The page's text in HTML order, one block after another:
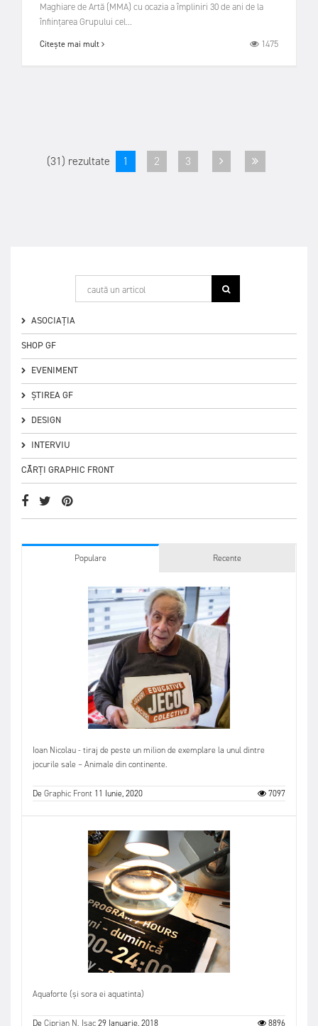
Maghiare de Artă (MMA) cu ocazia a împliniri 30 de ani de la
înființarea Grupului cel...
Citește mai mult 1475
(31) rezultate 1 2 3
ASOCIAȚIA
SHOP GF
EVENIMENT
ȘTIREA GF
DESIGN
INTERVIU
CĂRȚI GRAPHIC FRONT
Populare Recente
Ioan Nicolau - tiraj de peste un milion de exemplare la unul dintre
jocurile sale – Animale din continente.
DeGraphic Front 11 Iunie, 2020 7097
Aquaforte (și sora ei aquatinta)
DeCiprian N. Isac29 Ianuarie, 2018 8896